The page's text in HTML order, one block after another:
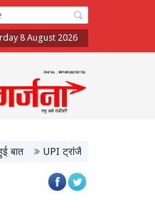
8 August 2026
UPI ट्रांजैक्शन पर चार्ज की चिंता